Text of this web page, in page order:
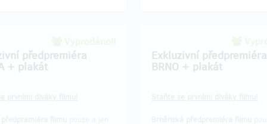
předpremiéra
+ plakát
Exkluzivní předpremiéra
BRNO + plakát